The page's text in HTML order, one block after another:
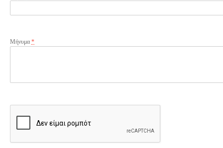
Μήνυμα *